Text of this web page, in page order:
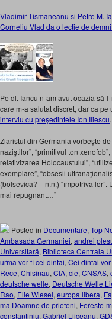
Vladimir Tismaneanu si Petre M.
Corneliu Vlad da o lectie de
Pe dl. Iancu n-am avut ocazia să-
care m-a salutat discret, dar ca
interviu cu preşedintele Ion Iliescu.
Ziaristul din Germania vorbeşte de
naziştilor”, “primitivul ton
relativizarea Holocaustului”,
exemplare”, “obsesii
(bolsevica? – n.n.) “împotriva
mai repugnant…”
Posted in Documentare, Top
Ambasada Germaniei, andrei
Universitară, Biblioteca Centrala
urma vor fi cei dintai, Cei dintai
Rece, Chisinau, CIA, cie, CNSAS,
deutsche welle, Deutsche Welle
Rao, Elie Wiesel, europa libera,
ma Doamne de prieteni, Fereste-
constantiniu, Gabriel Liiceanu,